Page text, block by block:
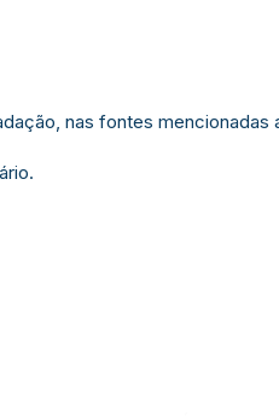
nas fontes mencionadas